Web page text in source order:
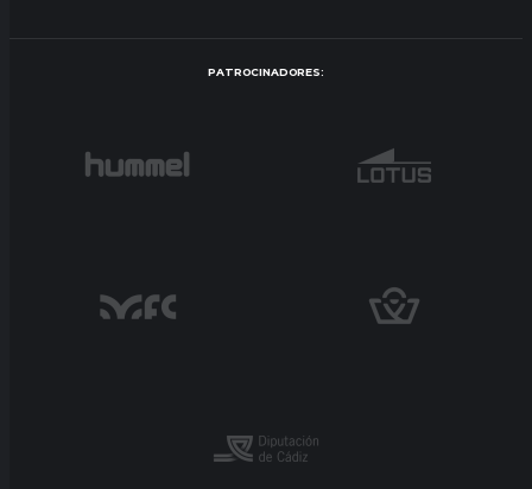
PATROCINADORES: